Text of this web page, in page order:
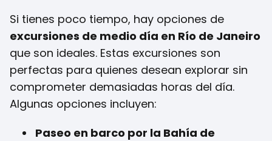
Si tienes poco tiempo, hay opciones de
excursiones de medio día en Río de Janeiro
que son ideales. Estas excursiones son
perfectas para quienes desean explorar sin
comprometer demasiadas horas del día.
Algunas opciones incluyen:
Paseo en barco por la Bahía de